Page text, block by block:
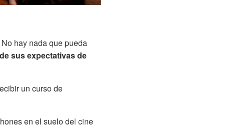
hay nada que pueda
sus expectativas de
un curso de
en el suelo del cine